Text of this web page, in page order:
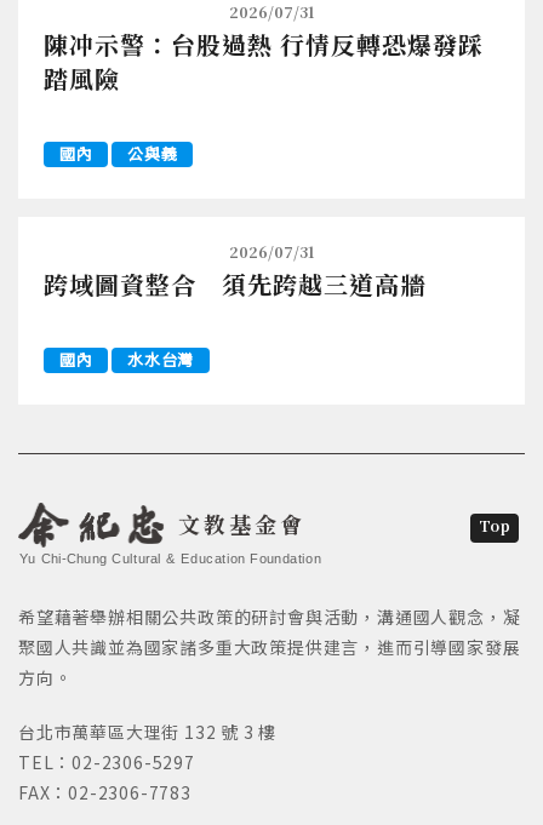
2026/07/31
陳冲示警：台股過熱 行情反轉恐爆發踩
踏風險
國內 公與義
2026/07/31
跨域圖資整合 須先跨越三道高牆
國內 水水台灣
文教基金會
Yu Chi-Chung Cultural & Education Foundation
希望藉著舉辦相關公共政策的研討會與活動，溝通國人觀念，凝
聚國人共識並為國家諸多重大政策提供建言，進而引導國家發展
方向。
台北市萬華區大理街 132 號 3 樓
TEL：02-2306-5297
FAX：02-2306-7783
Top